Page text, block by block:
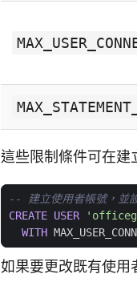
這些限制條件可在建
CREATE USER
WITH
如果要更改既有使用